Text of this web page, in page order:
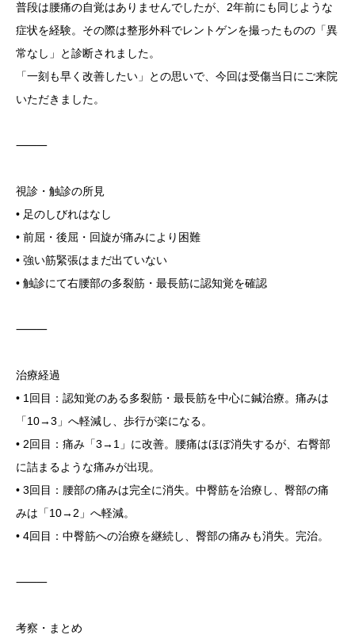
普段は腰痛の自覚はありませんでしたが、2年前にも同じような
症状を経験。その際は整形外科でレントゲンを撮ったものの「異
常なし」と診断されました。
「一刻も早く改善したい」との思いで、今回は受傷当日にご来院
いただきました。
⸻
視診・触診の所見
• 足のしびれはなし
• 前屈・後屈・回旋が痛みにより困難
• 強い筋緊張はまだ出ていない
• 触診にて右腰部の多裂筋・最長筋に認知覚を確認
⸻
治療経過
• 1回目：認知覚のある多裂筋・最長筋を中心に鍼治療。痛みは
「10→3」へ軽減し、歩行が楽になる。
• 2回目：痛み「3→1」に改善。腰痛はほぼ消失するが、右臀部
に詰まるような痛みが出現。
• 3回目：腰部の痛みは完全に消失。中臀筋を治療し、臀部の痛
みは「10→2」へ軽減。
• 4回目：中臀筋への治療を継続し、臀部の痛みも消失。完治。
⸻
考察・まとめ